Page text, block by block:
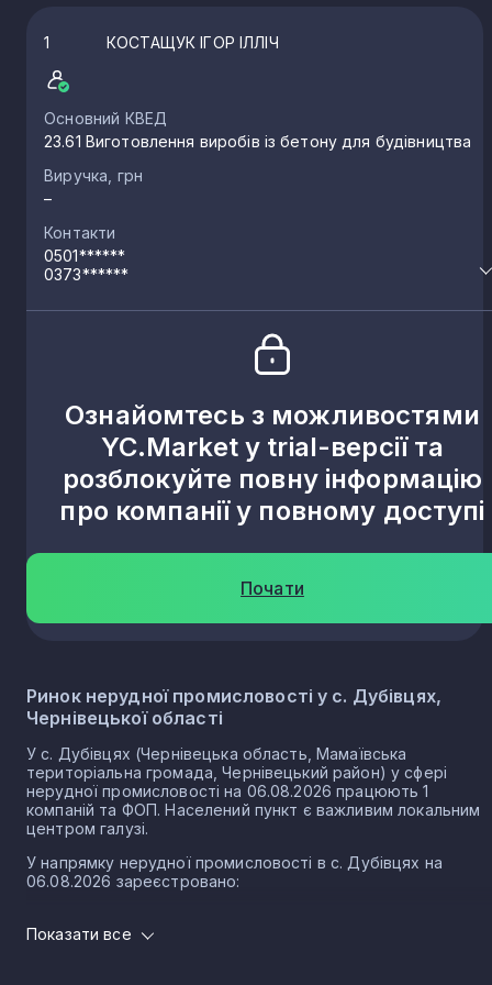
1 КОСТАЩУК ІГОР ІЛЛІЧ
Основний КВЕД
23.61 Виготовлення виробів із бетону для будівництва
Виручка, грн
–
Контакти
0501******
0373******
Ознайомтесь з можливостями
YC.Market у trial-версії та
розблокуйте повну інформацію
про компанії у повному доступі
Почати
Ринок нерудної промисловості у с. Дубівцях,
Чернівецької області
У с. Дубівцях (Чернівецька область, Мамаївська
територіальна громада, Чернівецький район) у сфері
нерудної промисловості на 06.08.2026 працюють 1
компаній та ФОП. Населений пункт є важливим локальним
центром галузі.
У напрямку нерудної промисловості в с. Дубівцях на
06.08.2026 зареєстровано:
1 ФОП
Показати все